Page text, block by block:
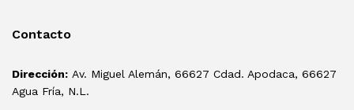
Contacto
Dirección: Av. Miguel Alemán, 66627 Cdad. Apodaca, 66627
Agua Fría, N.L.